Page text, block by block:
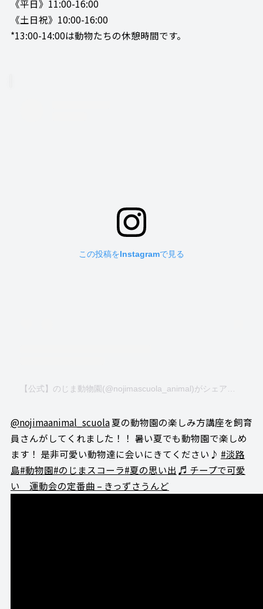
《平日》11:00-16:00
《土日祝》10:00-16:00
*13:00-14:00は動物たちの休憩時間です。
この投稿をInstagramで見る
@nojimaanimal_scuola夏の動物園の楽しみ方講座を飼育
員さんがしてくれました！！ 暑い夏でも動物園で楽しめ
ます！ 是非可愛い動物達に会いにきてください♪ #淡路
島#動物園#のじまスコーラ#夏の思い出 ♬ チープで可愛
い 運動会の定番曲 – きっずさうんど